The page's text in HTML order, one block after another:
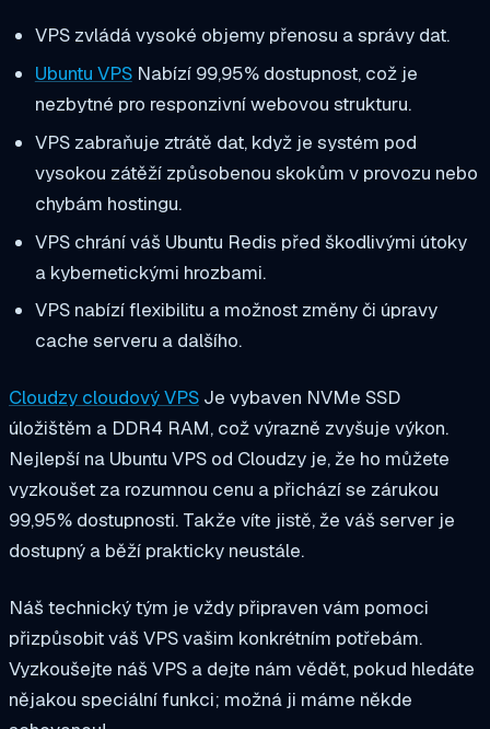
VPS zvládá vysoké objemy přenosu a správy dat.
Ubuntu VPSNabízí 99,95% dostupnost, což je
nezbytné pro responzivní webovou strukturu.
VPS zabraňuje ztrátě dat, když je systém pod
vysokou zátěží způsobenou skokům v provozu nebo
chybám hostingu.
VPS chrání váš Ubuntu Redis před škodlivými útoky
a kybernetickými hrozbami.
VPS nabízí flexibilitu a možnost změny či úpravy
cache serveru a dalšího.
Cloudzy cloudový VPS Je vybaven NVMe SSD
úložištěm a DDR4 RAM, což výrazně zvyšuje výkon.
Nejlepší na Ubuntu VPS od Cloudzy je, že ho můžete
vyzkoušet za rozumnou cenu a přichází se zárukou
99,95% dostupnosti. Takže víte jistě, že váš server je
dostupný a běží prakticky neustále.
Náš technický tým je vždy připraven vám pomoci
přizpůsobit váš VPS vašim konkrétním potřebám.
Vyzkoušejte náš VPS a dejte nám vědět, pokud hledáte
nějakou speciální funkci; možná ji máme někde